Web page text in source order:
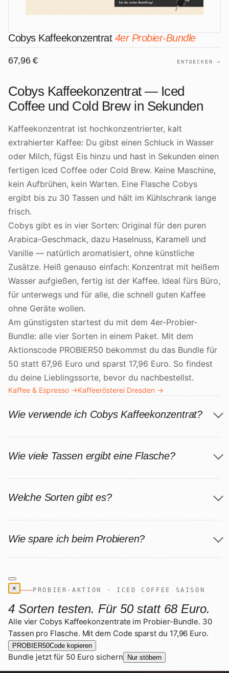
Cobys Kaffeekonzentrat 4er Probier-Bundle
67,96 € ENTDECKEN →
Cobys Kaffeekonzentrat — Iced
Coffee und Cold Brew in Sekunden
Kaffeekonzentrat ist hochkonzentrierter, kalt
extrahierter Kaffee: Du gibst einen Schluck in Wasser
oder Milch, fügst Eis hinzu und hast in Sekunden einen
fertigen Iced Coffee oder Cold Brew. Keine Maschine,
kein Aufbrühen, kein Warten. Eine Flasche Cobys
ergibt bis zu 30 Tassen und hält im Kühlschrank lange
frisch.
Cobys gibt es in vier Sorten: Original für den puren
Arabica-Geschmack, dazu Haselnuss, Karamell und
Vanille — natürlich aromatisiert, ohne künstliche
Zusätze. Heiß genauso einfach: Konzentrat mit heißem
Wasser aufgießen, fertig ist der Kaffee. Ideal fürs Büro,
für unterwegs und für alle, die schnell guten Kaffee
ohne Geräte wollen.
Am günstigsten startest du mit dem 4er-Probier-
Bundle: alle vier Sorten in einem Paket. Mit dem
Aktionscode PROBIER50 bekommst du das Bundle für
50 statt 67,96 Euro und sparst 17,96 Euro. So findest
du deine Lieblingssorte, bevor du nachbestellst.
Kaffee & Espresso →Kaffeerösterei Dresden →
Wie verwende ich Cobys Kaffeekonzentrat?
Wie viele Tassen ergibt eine Flasche?
Welche Sorten gibt es?
Wie spare ich beim Probieren?
× PROBIER-AKTION · ICED COFFEE SAISON
4 Sorten testen. Für 50 statt 68 Euro.
Alle vier Cobys Kaffeekonzentrate im Probier-Bundle. 30
Tassen pro Flasche. Mit dem Code sparst du 17,96 Euro.
PROBIER50Code kopieren
Bundle jetzt für 50 Euro sichern Nur stöbern